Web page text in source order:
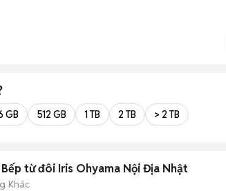
GB 512 GB 1 TB 2 TB > 2 TB
từ đôi Iris Ohyama Nội Địa Nhật
Khác